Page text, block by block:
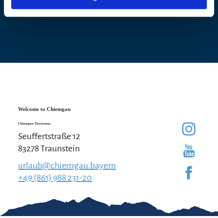
Welcome to Chiemgau
Chiemgau Tourismus
Seuffertstraße 12
83278 Traunstein
urlaub@chiemgau.bayern
+49 (861) 988 231-20